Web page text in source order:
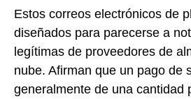
Estos correos electrónicos de
diseñados para parecerse a
legítimas de proveedores de
nube. Afirman que un pago de
generalmente de una cantidad